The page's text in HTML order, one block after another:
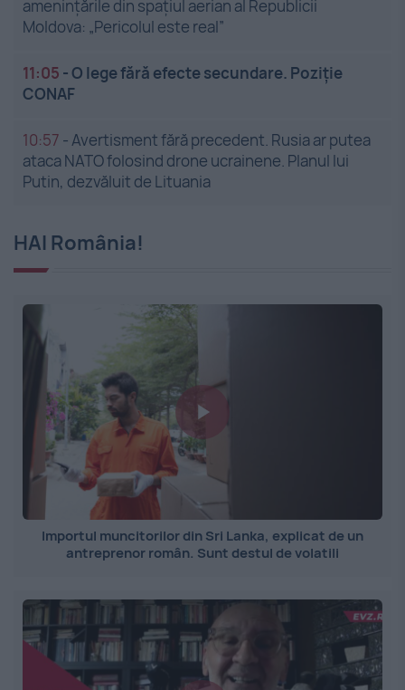
amenințările din spațiul aerian al Republicii
Moldova: „Pericolul este real”
11:05 -O lege fără efecte secundare. Poziție
CONAF
10:57 - Avertisment fără precedent. Rusia ar putea
ataca NATO folosind drone ucrainene. Planul lui
Putin, dezvăluit de Lituania
HAI România!
Importul muncitorilor din Sri Lanka, explicat de un
antreprenor român. Sunt destul de volatili